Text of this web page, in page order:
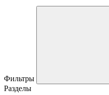
Фильтры
Разделы